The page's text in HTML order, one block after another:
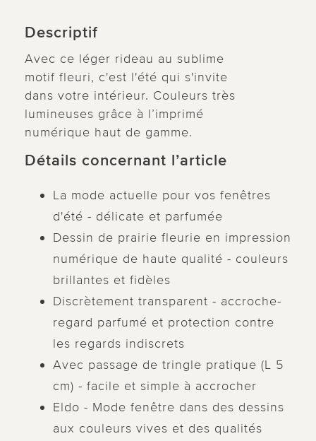
Descriptif
Avec ce léger rideau au sublime
motif fleuri, c'est l'été qui s'invite
dans votre intérieur. Couleurs très
lumineuses grâce à l’imprimé
numérique haut de gamme.
Détails concernant l’article
La mode actuelle pour vos fenêtres
d'été - délicate et parfumée
Dessin de prairie fleurie en impression
numérique de haute qualité - couleurs
brillantes et fidèles
Discrètement transparent - accroche-
regard parfumé et protection contre
les regards indiscrets
Avec passage de tringle pratique (L 5
cm) - facile et simple à accrocher
Eldo - Mode fenêtre dans des dessins
aux couleurs vives et des qualités